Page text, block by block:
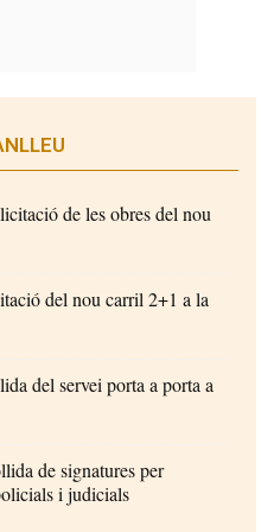
de les obres del nou
del nou carril 2+1 a la
del servei porta a porta a
de signatures per
i judicials